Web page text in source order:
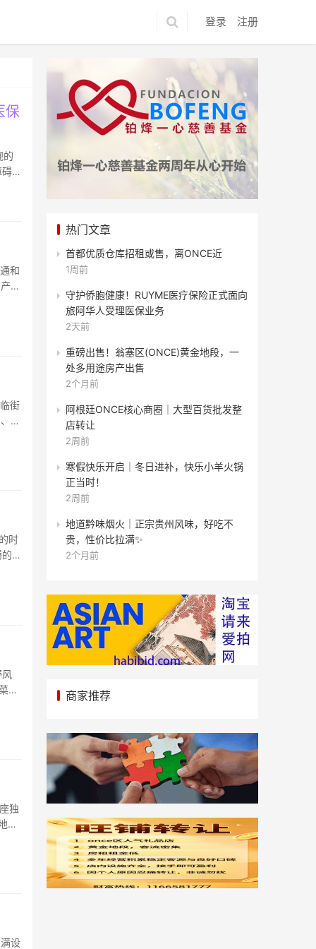
登录 注册
保
的
；
和
厂
街
家
时
蒙
｜
独
设
热门文章
首都优质仓库招租或售，离ONCE近
1周前
守护侨胞健康！RUYME医疗保险正式面向
旅阿华人受理医保业务
2天前
重磅出售！翁塞区(ONCE)黄金地段，一
处多用途房产出售
2个月前
阿根廷ONCE核心商圈｜大型百货批发整
店转让
2周前
寒假快乐开启｜冬日进补，快乐小羊火锅
正当时！
2周前
地道黔味烟火｜正宗贵州风味，好吃不
贵，性价比拉满✨
2个月前
商家推荐